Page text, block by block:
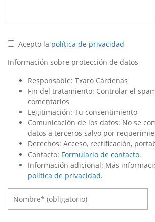
Acepto la política de privacidad
Información sobre protección de datos
Responsable: Txaro Cárdenas
Fin del tratamiento: Controlar el
comentarios
Legitimación: Tu consentimiento
Comunicación de los datos: No se
datos a terceros salvo por
Derechos: Acceso, rectificación,
Contacto: Formulario de contacto.
Información adicional: Más
política de privacidad.